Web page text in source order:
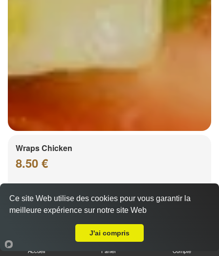
Wraps Chicken
8.50 €
Salade, tomates
Accueil Panier Compte
Ce site Web utilise des cookies pour vous garantir la
meilleure expérience sur notre site Web
J'ai compris